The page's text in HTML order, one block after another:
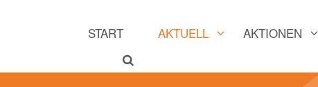
START AKTUELL AKTIONEN